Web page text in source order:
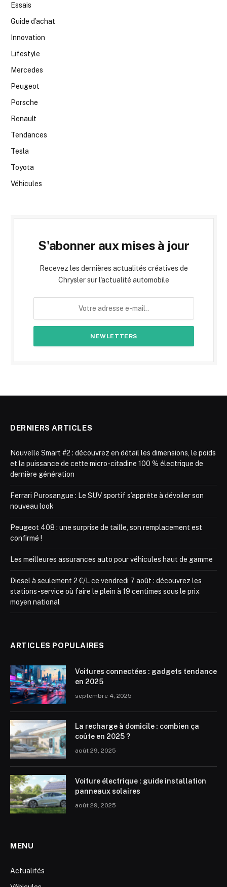
Essais
Guide d’achat
Innovation
Lifestyle
Mercedes
Peugeot
Porsche
Renault
Tendances
Tesla
Toyota
Véhicules
S'abonner aux mises à jour
Recevez les dernières actualités créatives de
Chrysler sur l'actualité automobile
DERNIERS ARTICLES
Nouvelle Smart #2 : découvrez en détail les dimensions, le poids
et la puissance de cette micro-citadine 100 % électrique de
dernière génération
Ferrari Purosangue : Le SUV sportif s’apprête à dévoiler son
nouveau look
Peugeot 408 : une surprise de taille, son remplacement est
confirmé !
Les meilleures assurances auto pour véhicules haut de gamme
Diesel à seulement 2 €/L ce vendredi 7 août : découvrez les
stations-service où faire le plein à 19 centimes sous le prix
moyen national
ARTICLES POPULAIRES
Voitures connectées : gadgets tendance
en 2025
septembre 4, 2025
La recharge à domicile : combien ça
coûte en 2025 ?
août 29, 2025
Voiture électrique : guide installation
panneaux solaires
août 29, 2025
MENU
Actualités